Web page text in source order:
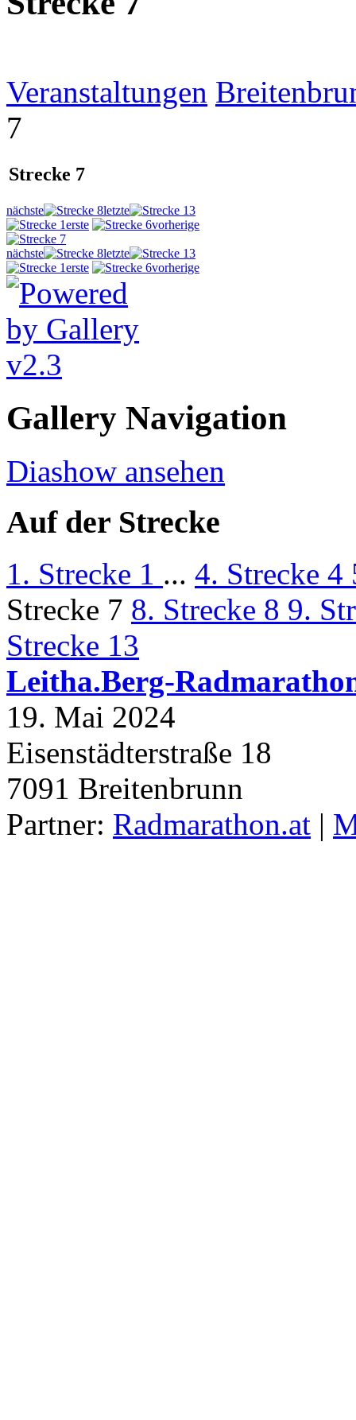
Veranstaltungen
7
Strecke 7
nächste
letzte
erste
vorherige
nächste
letzte
erste
vorherige
Gallery Navigation
Diashow ansehen
Auf der Strecke
1. Strecke 1 ... 4. Strecke 4
Strecke 7 8. Strecke 8 9.
Strecke 13
Leitha.Berg-
19. Mai 2024
Eisenstädterstraße 18
7091 Breitenbrunn
Partner: Radmarathon.at |